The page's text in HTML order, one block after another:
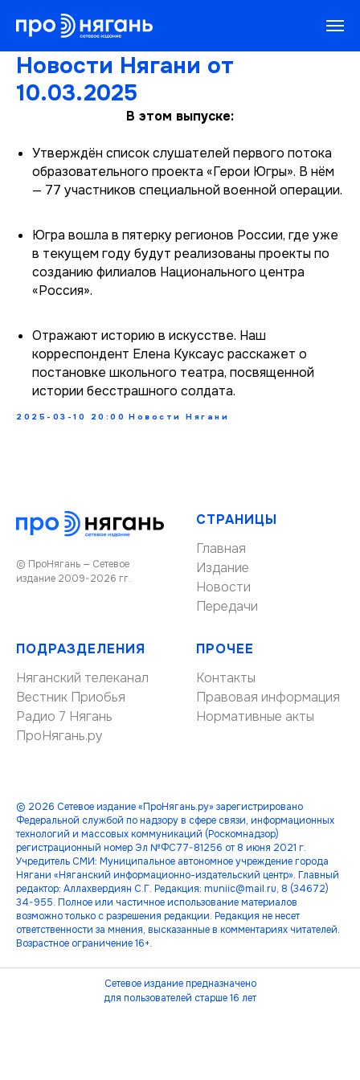
Новости Нягани от
10.03.2025
В этом выпуске:
Утверждён список слушателей первого потока
образовательного проекта «Герои Югры». В нём
— 77 участников специальной военной операции.
Югра вошла в пятерку регионов России, где уже
в текущем году будут реализованы проекты по
созданию филиалов Национального центра
«Россия».
Отражают историю в искусстве. Наш
корреспондент Елена Куксаус расскажет о
постановке школьного театра, посвященной
истории бесстрашного солдата.
2025-03-10 20:00 Новости Нягани
© ПроНягань — Сетевое
издание 2009-2026 гг.
СТРАНИЦЫ
Главная
Издание
Новости
Передачи
ПОДРАЗДЕЛЕНИЯ
Няганский телеканал
Вестник Приобья
Радио 7 Нягань
ПроНягань.ру
ПРОЧЕЕ
Контакты
Правовая информация
Нормативные акты
© 2026 Сетевое издание «ПроНягань.ру» зарегистрировано
Федеральной службой по надзору в сфере связи, информационных
технологий и массовых коммуникаций (Роскомнадзор)
регистрационный номер Эл №ФС77-81256 от 8 июня 2021 г.
Учредитель СМИ: Муниципальное автономное учреждение города
Нягани «Няганский информационно-издательский центр». Главный
редактор: Аллахвердиян С.Г. Редакция: muniic@mail.ru, 8 (34672)
34-955. Полное или частичное использование материалов
возможно только с разрешения редакции. Редакция не несет
ответственности за мнения, высказанные в комментариях читателей.
Возрастное ограничение 16+.
Сетевое издание предназначено
для пользователей старше 16 лет